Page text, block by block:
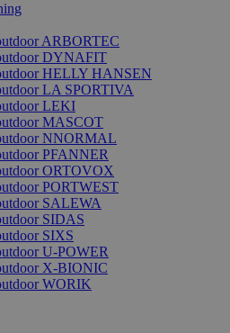
ARBORTEC
DYNAFIT
HELLY HANSEN
LA SPORTIVA
LEKI
MASCOT
NNORMAL
PFANNER
ORTOVOX
PORTWEST
SALEWA
SIDAS
SIXS
U-POWER
X-BIONIC
WORIK